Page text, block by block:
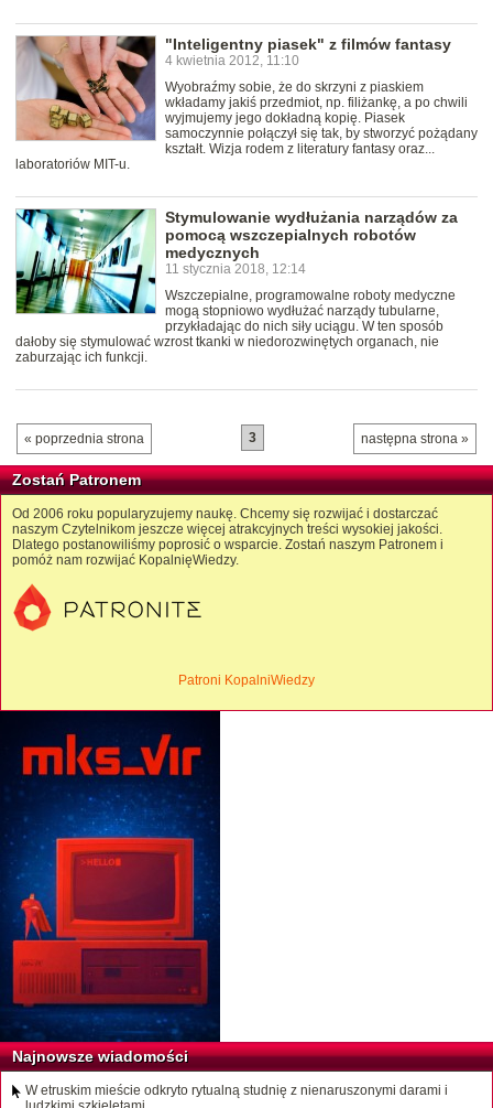
"Inteligentny piasek" z filmów fantasy
4 kwietnia 2012, 11:10
Wyobraźmy sobie, że do skrzyni z piaskiem
wkładamy jakiś przedmiot, np. filiżankę, a po chwili
wyjmujemy jego dokładną kopię. Piasek
samoczynnie połączył się tak, by stworzyć pożądany
kształt. Wizja rodem z literatury fantasy oraz...
laboratoriów MIT-u.
Stymulowanie wydłużania narządów za
pomocą wszczepialnych robotów
medycznych
11 stycznia 2018, 12:14
Wszczepialne, programowalne roboty medyczne
mogą stopniowo wydłużać narządy tubularne,
przykładając do nich siły uciągu. W ten sposób
dałoby się stymulować wzrost tkanki w niedorozwinętych organach, nie
zaburzając ich funkcji.
« poprzednia strona następna strona »
3
Zostań Patronem
Od 2006 roku popularyzujemy naukę. Chcemy się rozwijać i dostarczać
naszym Czytelnikom jeszcze więcej atrakcyjnych treści wysokiej jakości.
Dlatego postanowiliśmy poprosić o wsparcie. Zostań naszym Patronem i
pomóż nam rozwijać KopalnięWiedzy.
Patroni KopalniWiedzy
Najnowsze wiadomości
W etruskim mieście odkryto rytualną studnię z nienaruszonymi darami i